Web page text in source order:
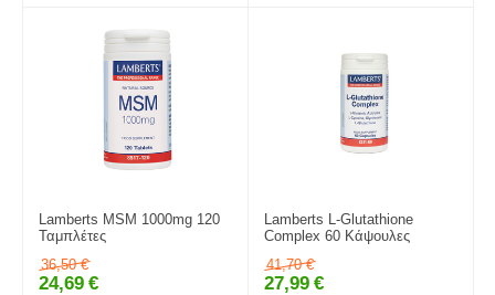
Lamberts MSM 1000mg 120
Ταμπλέτες
36,50 €
24,69 €
Lamberts L-Glutathione
Complex 60 Κάψουλες
41,70 €
27,99 €